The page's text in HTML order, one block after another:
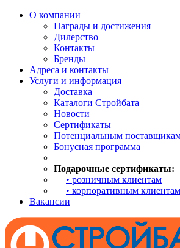
О компании
Награды и достижения
Дилерство
Контакты
Бренды
Адреса и контакты
Услуги и информация
Доставка
Каталоги Стройбата
Новости
Сертификаты
Потенциальным
Бонусная программа
Подарочные сертификаты:
• розничным клиентам
• корпоративным клиентам
Вакансии